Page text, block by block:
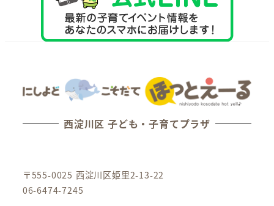
西淀川区 子ども・子育てプラザ
〒555-0025 西淀川区姫里2-13-22
06-6474-7245